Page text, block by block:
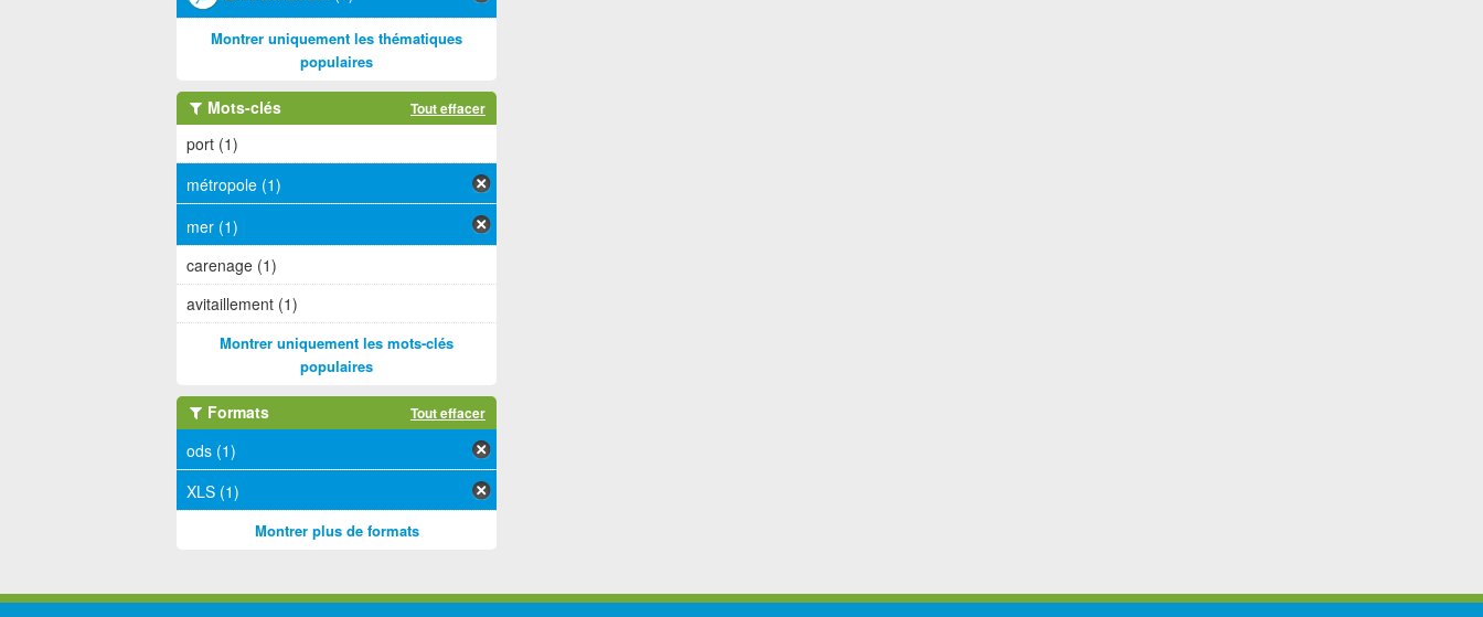
Montrer uniquement les thématiques
populaires
Mots-clés Tout effacer
port (1)
métropole (1)
mer (1)
carenage (1)
avitaillement (1)
Montrer uniquement les mots-clés
populaires
Formats Tout effacer
ods (1)
XLS (1)
Montrer plus de formats